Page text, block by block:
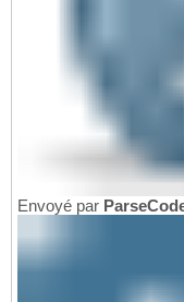
Envoyé par